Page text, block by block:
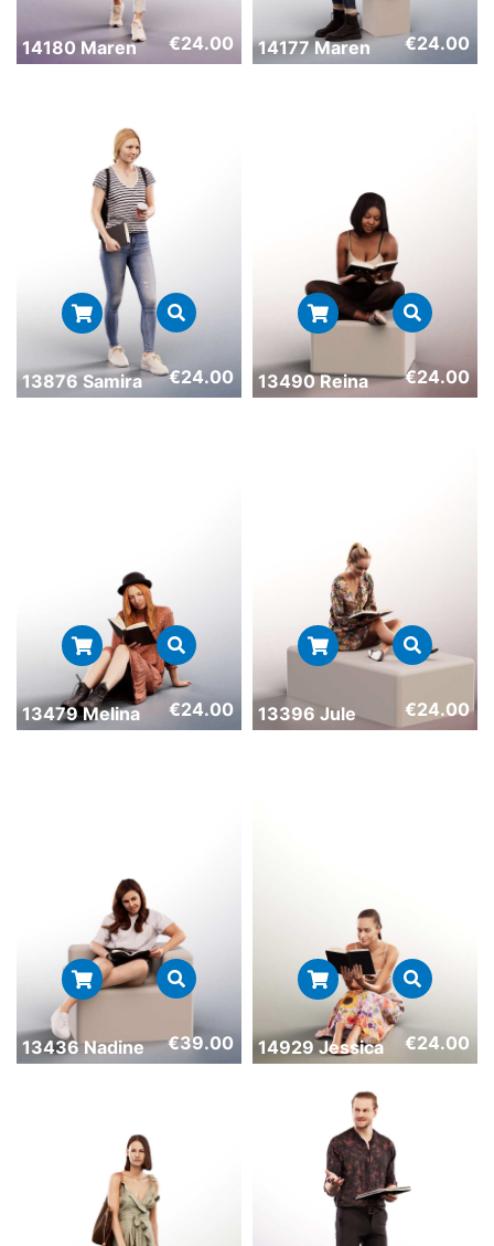
14180 Maren €24.00 14177 Maren €24.00
13876 Samira €24.00 13490 Reina €24.00
13479 Melina €24.00 13396 Jule €24.00
13436 Nadine €39.00 14929 Jessica €24.00